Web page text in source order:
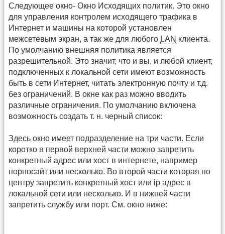
Следующее окно- Окно Исходящих политик. Это окно
для управления контролем исходящего трафика в
Интернет и машины на которой установлен
межсетевым экран, а так же для любого LAN клиента.
По умолчанию внешняя политика является
разрешительной. Это значит, что и вы, и любой клиент,
подключенных к локальной сети имеют возможность
быть в сети Интернет, читать электронную почту и т.д.
без ограничений. В окне как раз можно вводить
различные ограничения. По умолчанию включена
возможность создать т. н. черный список:
Здесь окно имеет подразделение на три части. Если
коротко в первой верхней части можно запретить
конкретный адрес или хост в интернете, например
порносайт или несколько. Во второй части которая по
центру запретить конкретный хост или ip адрес в
локальной сети или несколько. И в нижней части
запретить службу или порт. См. окно ниже: